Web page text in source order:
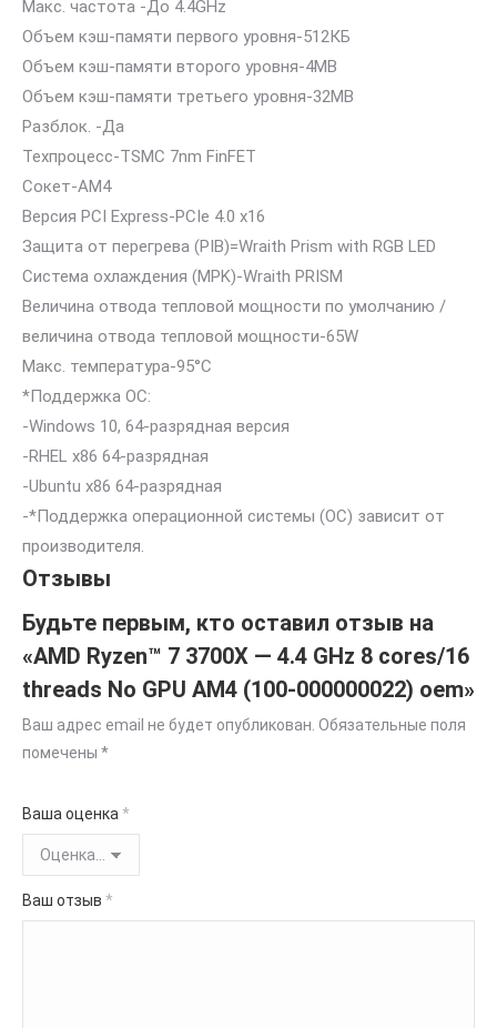
Макс. частота -До 4.4GHz
Объем кэш-памяти первого уровня-512КБ
Объем кэш-памяти второго уровня-4MB
Объем кэш-памяти третьего уровня-32MB
Разблок. -Да
Техпроцесс-TSMC 7nm FinFET
Сокет-AM4
Версия PCI Express-PCIe 4.0 x16
Защита от перегрева (PIB)=Wraith Prism with RGB LED
Система охлаждения (MPK)-Wraith PRISM
Величина отвода тепловой мощности по умолчанию /
величина отвода тепловой мощности-65W
Макс. температура-95°C
*Поддержка ОС:
-Windows 10, 64-разрядная версия
-RHEL x86 64-разрядная
-Ubuntu x86 64-разрядная
-*Поддержка операционной системы (ОС) зависит от
производителя.
Отзывы
Будьте первым, кто оставил отзыв на
«AMD Ryzen™ 7 3700X — 4.4 GHz 8 cores/16
threads No GPU AM4 (100-000000022) oem»
Ваш адрес email не будет опубликован. Обязательные поля
помечены *
Ваша оценка *
Ваш отзыв *